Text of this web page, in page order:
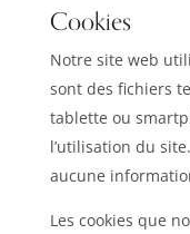
Cookies
Notre site web
sont des fichiers
tablette ou
l’utilisation du
aucune
Les cookies que